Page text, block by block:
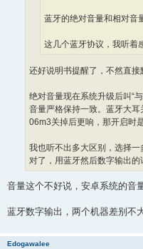
蓝牙的绝对音量和相对音
这几个蓝牙协议，我听着
还好说明书提醒了，不然直接
绝对音量现在系统升级后叫“
音量严格保持一致。蓝牙大耳
06m3关掉后更响，那开启时
我也听不出多大区别，选择一
对了，用蓝牙然后数字输出
音量这个不好说，安卓系统的音
蓝牙数字输出，两个机器差别不大
Edogawalee